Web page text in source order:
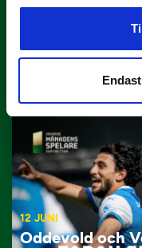
12 JUNI
Oddevold och